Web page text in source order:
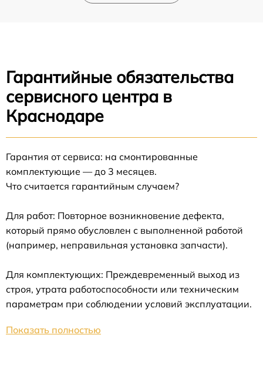
Гарантийные обязательства
сервисного центра в
Краснодаре
Гарантия от сервиса: на смонтированные
комплектующие — до 3 месяцев.
Что считается гарантийным случаем?
Для работ: Повторное возникновение дефекта,
который прямо обусловлен с выполненной работой
(например, неправильная установка запчасти).
Для комплектующих: Преждевременный выход из
строя, утрата работоспособности или техническим
параметрам при соблюдении условий эксплуатации.
Показать полностью